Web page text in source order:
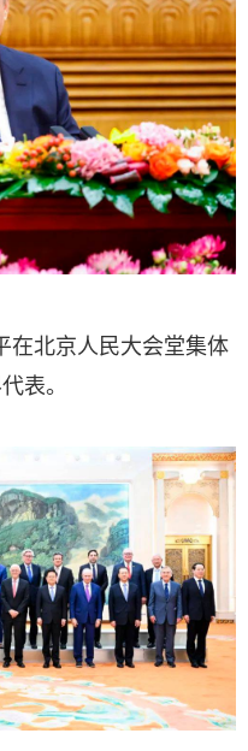
在北京人民大会堂集体
表。